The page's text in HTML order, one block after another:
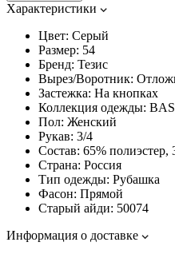
Характеристики
Цвет: Серый
Размер: 54
Бренд: Тезис
Вырез/Воротник:
Застежка: На кнопках
Коллекция одежды:
Пол: Женский
Рукав: 3/4
Состав: 65% полиэстер,
Страна: Россия
Тип одежды: Рубашка
Фасон: Прямой
Старый айди: 50074
Информация о доставке